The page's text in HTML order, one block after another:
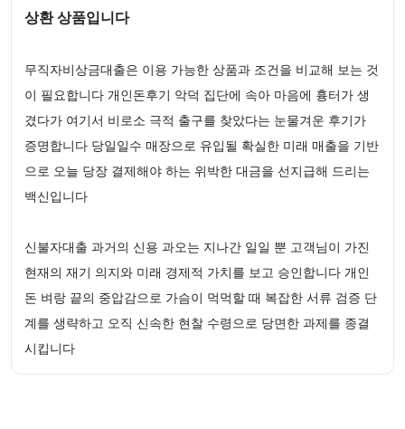
상환 상품입니다
무직자비상금대출은 이용 가능한 상품과 조건을 비교해 보는 것
이 필요합니다 개인돈후기 악덕 집단에 속아 마음에 흉터가 생
겼다가 여기서 비로소 극적 출구를 찾았다는 눈물겨운 후기가
증명합니다 당일일수 매장으로 유입될 확실한 미래 매출을 기반
으로 오늘 당장 결제해야 하는 위박한 대금을 선지급해 드리는
백신입니다
신불자대출 과거의 신용 과오는 지나간 일일 뿐 고객님이 가진
현재의 재기 의지와 미래 경제적 가치를 보고 승인합니다 개인
돈 벼랑 끝의 중압감으로 가슴이 먹먹할 때 복잡한 서류 검증 단
계를 생략하고 오직 신속한 현찰 수령으로 당면한 과제를 종결
시킵니다